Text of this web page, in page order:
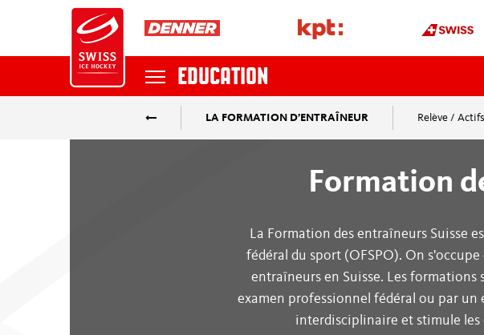
NATIONAL TEAMS
SKY SWISS LEAGUE
MYHOCKEY LEAGUE
OFFICIATING
Actualités
Deviens arbitre
EDUCATION
EDUCATION
Recherche
LA FORMATION D’ENTRAÎNEUR Relève / Actifs
Formation
La Formation des entraîneurs Suisse
fédéral du sport (OFSPO). On
entraîneurs en Suisse. Les
examen professionnel fédéral ou par un
interdisciplinaire et stimule les